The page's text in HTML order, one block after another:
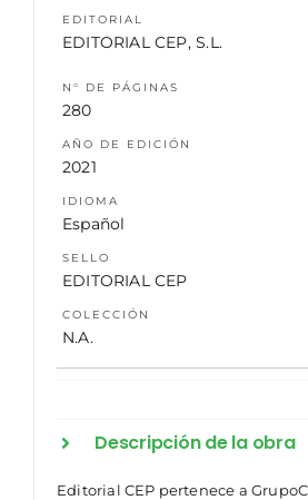
EDITORIAL
EDITORIAL CEP, S.L.
N° DE PÁGINAS
280
AÑO DE EDICIÓN
2021
IDIOMA
Español
SELLO
EDITORIAL CEP
COLECCIÓN
N.A.
Descripción de la obra
Editorial CEP pertenece a